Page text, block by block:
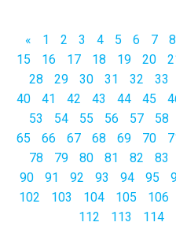
« 1 2 3 4 5 6 7 8
15
16 17 18 19 20
28
29 30 31 32 33
40
41 42 43 44 45
53
54 55 56 57 58
65
66 67 68 69 70
78
79 80 81 82 83
90
91 92 93 94 95
102
103 104 105 106
112
113 114